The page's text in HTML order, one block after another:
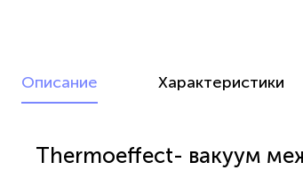
Описание Характеристики
Thermoeffect- вакуум